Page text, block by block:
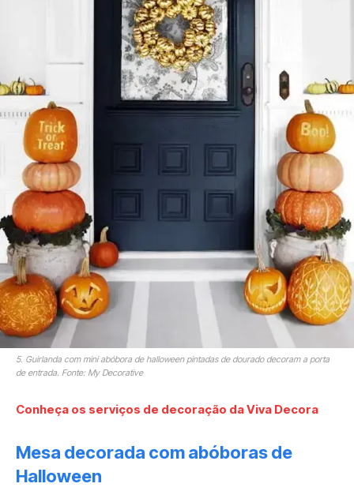
5. Guirlanda com mini abóbora de halloween pintadas de dourado decoram a porta
de entrada. Fonte: My Decorative
Conheça os serviços de decoração da Viva Decora
Mesa decorada com abóboras de
Halloween